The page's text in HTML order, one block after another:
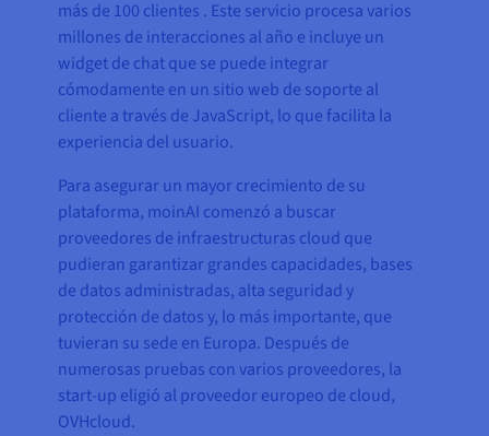
más de 100 clientes . Este servicio procesa varios
millones de interacciones al año e incluye un
widget de chat que se puede integrar
cómodamente en un sitio web de soporte al
cliente a través de JavaScript, lo que facilita la
experiencia del usuario.
Para asegurar un mayor crecimiento de su
plataforma, moinAI comenzó a buscar
proveedores de infraestructuras cloud que
pudieran garantizar grandes capacidades, bases
de datos administradas, alta seguridad y
protección de datos y, lo más importante, que
tuvieran su sede en Europa. Después de
numerosas pruebas con varios proveedores, la
start-up eligió al proveedor europeo de cloud,
OVHcloud.